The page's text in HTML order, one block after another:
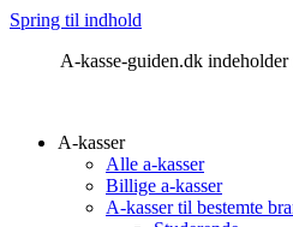
Spring til indhold
A-kasse-guiden.dk
A-kasser
Alle a-kasser
Billige a-kasser
A-kasser til bestemte